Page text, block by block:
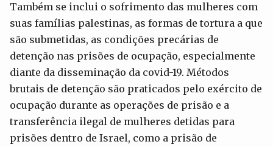
Também se inclui o sofrimento das mulheres com
suas famílias palestinas, as formas de tortura a que
são submetidas, as condições precárias de
detenção nas prisões de ocupação, especialmente
diante da disseminação da covid-19. Métodos
brutais de detenção são praticados pelo exército de
ocupação durante as operações de prisão e a
transferência ilegal de mulheres detidas para
prisões dentro de Israel, como a prisão de